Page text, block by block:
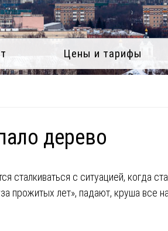
Цены и тарифы
дерево
сталкиваться с ситуацией, когда
прожитых лет», падают, круша все